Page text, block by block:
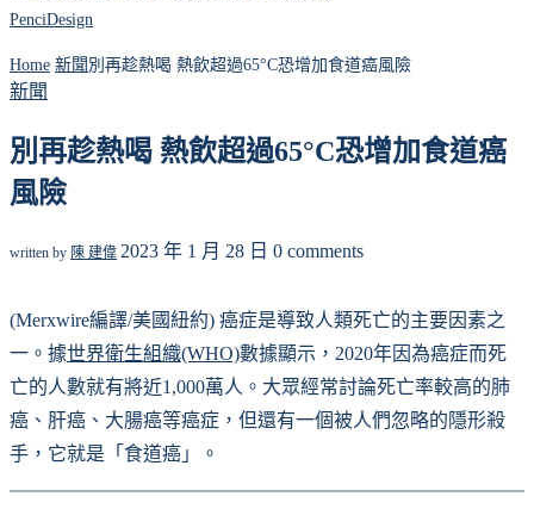
PenciDesign
Home 新聞 別再趁熱喝 熱飲超過65°C恐增加食道癌風險
新聞
別再趁熱喝 熱飲超過65°C恐增加食道癌
風險
written by 陳 建偉 2023 年 1 月 28 日 0 comments
(Merxwire編譯/美國紐約) 癌症是導致人類死亡的主要因素之
一。據世界衛生組織(WHO)數據顯示，2020年因為癌症而死
亡的人數就有將近1,000萬人。大眾經常討論死亡率較高的肺
癌、肝癌、大腸癌等癌症，但還有一個被人們忽略的隱形殺
手，它就是「食道癌」。